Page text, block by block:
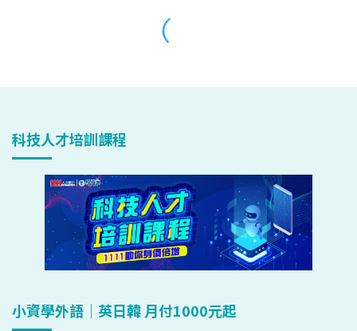
科技人才培訓課程
小資學外語｜英日韓 月付1000元起